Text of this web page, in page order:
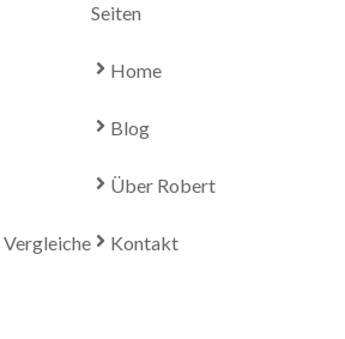
Vergleiche
Seiten
Home
Blog
Über Robert
Kontakt